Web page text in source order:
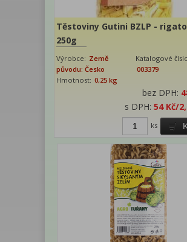
Těstoviny Gutini BZLP -
250g
Výrobce: Země
původu: Česko
Katalogové
003379
Hmotnost: 0,25 kg
bez DPH:
s DPH: 54 Kč/
ks